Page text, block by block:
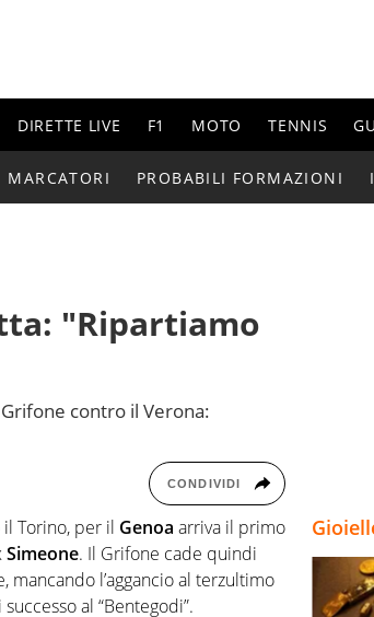
DIRETTE LIVE F1 MOTO TENNIS
MARCATORI PROBABILI FORMAZIONI
"Ripartiamo
contro il Verona:
CONDIVIDI
Torino, per il Genoa arriva il primo
Simeone. Il Grifone cade quindi
l’aggancio al terzultimo
al “Bentegodi”.